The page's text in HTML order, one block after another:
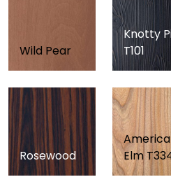
Wild Pear
Knotty
T101
Rosewood
Elm